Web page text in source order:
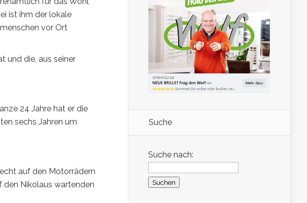
ist ihm der lokale
vor Ort
und die, aus seiner
24 Jahre hat er die
sechs Jahren um
auf den Motorrädern
den Nikolaus wartenden
Suche
Suche nach: